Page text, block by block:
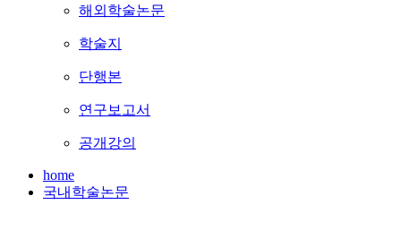
해외학술논문
학술지
단행본
연구보고서
공개강의
home
국내학술논문